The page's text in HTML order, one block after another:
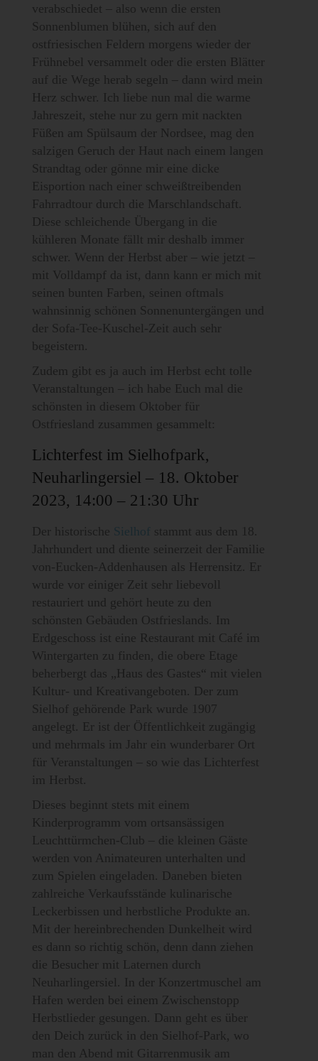
verabschiedet – also wenn die ersten
Sonnenblumen blühen, sich auf den
ostfriesischen Feldern morgens wieder der
Frühnebel versammelt oder die ersten Blätter
auf die Wege herab segeln – dann wird mein
Herz schwer. Ich liebe nun mal die warme
Jahreszeit, stehe nur zu gern mit nackten
Füßen am Spülsaum der Nordsee, mag den
salzigen Geruch der Haut nach einem langen
Strandtag oder gönne mir eine dicke
Eisportion nach einer schweißtreibenden
Fahrradtour durch die Marschlandschaft.
Diese schleichende Übergang in die
kühleren Monate fällt mir deshalb immer
schwer. Wenn der Herbst aber – wie jetzt –
mit Volldampf da ist, dann kann er mich mit
seinen bunten Farben, seinen oftmals
wahnsinnig schönen Sonnenuntergängen und
der Sofa-Tee-Kuschel-Zeit auch sehr
begeistern.
Zudem gibt es ja auch im Herbst echt tolle
Veranstaltungen – ich habe Euch mal die
schönsten in diesem Oktober für
Ostfriesland zusammen gesammelt:
Lichterfest im Sielhofpark,
Neuharlingersiel – 18. Oktober
2023, 14:00 – 21:30 Uhr
Der historische Sielhofstammt aus dem 18.
Jahrhundert und diente seinerzeit der Familie
von-Eucken-Addenhausen als Herrensitz. Er
wurde vor einiger Zeit sehr liebevoll
restauriert und gehört heute zu den
schönsten Gebäuden Ostfrieslands. Im
Erdgeschoss ist eine Restaurant mit Café im
Wintergarten zu finden, die obere Etage
beherbergt das „Haus des Gastes“ mit vielen
Kultur- und Kreativangeboten. Der zum
Sielhof gehörende Park wurde 1907
angelegt. Er ist der Öffentlichkeit zugängig
und mehrmals im Jahr ein wunderbarer Ort
für Veranstaltungen – so wie das Lichterfest
im Herbst.
Dieses beginnt stets mit einem
Kinderprogramm vom ortsansässigen
Leuchttürmchen-Club – die kleinen Gäste
werden von Animateuren unterhalten und
zum Spielen eingeladen. Daneben bieten
zahlreiche Verkaufsstände kulinarische
Leckerbissen und herbstliche Produkte an.
Mit der hereinbrechenden Dunkelheit wird
es dann so richtig schön, denn dann ziehen
die Besucher mit Laternen durch
Neuharlingersiel. In der Konzertmuschel am
Hafen werden bei einem Zwischenstopp
Herbstlieder gesungen. Dann geht es über
den Deich zurück in den Sielhof-Park, wo
man den Abend mit Gitarrenmusik am